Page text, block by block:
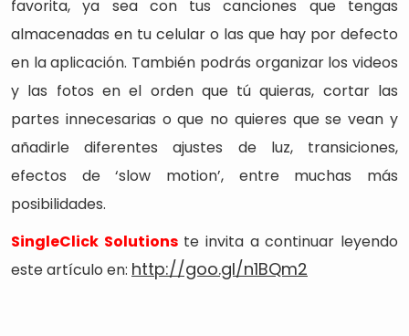
favorita, ya sea con tus canciones que tengas
almacenadas en tu celular o las que hay por defecto
en la aplicación. También podrás organizar los videos
y las fotos en el orden que tú quieras, cortar las
partes innecesarias o que no quieres que se vean y
añadirle diferentes ajustes de luz, transiciones,
efectos de ‘slow motion’, entre muchas más
posibilidades.
SingleClick Solutionste invita a continuar leyendo
este artículo en: http://goo.gl/n1BQm2